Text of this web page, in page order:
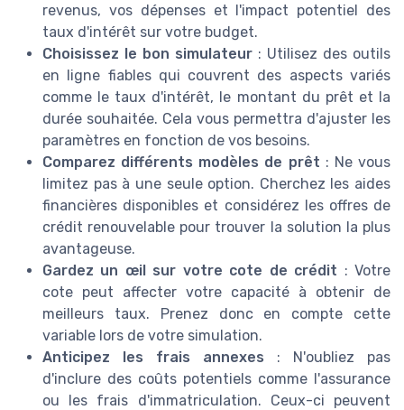
revenus, vos dépenses et l'impact potentiel des
taux d'intérêt sur votre budget.
Choisissez le bon simulateur : Utilisez des outils
en ligne fiables qui couvrent des aspects variés
comme le taux d'intérêt, le montant du prêt et la
durée souhaitée. Cela vous permettra d'ajuster les
paramètres en fonction de vos besoins.
Comparez différents modèles de prêt : Ne vous
limitez pas à une seule option. Cherchez les aides
financières disponibles et considérez les offres de
crédit renouvelable pour trouver la solution la plus
avantageuse.
Gardez un œil sur votre cote de crédit : Votre
cote peut affecter votre capacité à obtenir de
meilleurs taux. Prenez donc en compte cette
variable lors de votre simulation.
Anticipez les frais annexes : N'oubliez pas
d'inclure des coûts potentiels comme l'assurance
ou les frais d'immatriculation. Ceux-ci peuvent